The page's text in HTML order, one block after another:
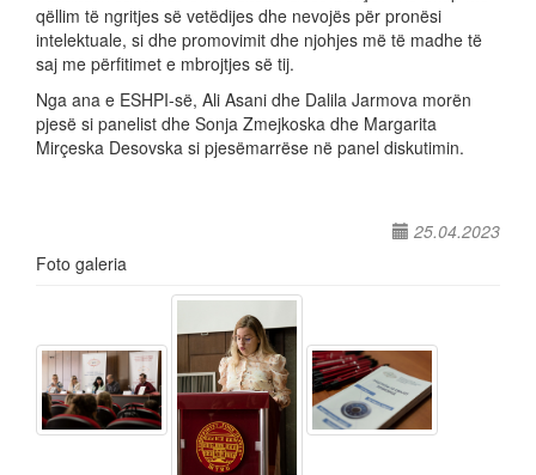
qëllim të ngritjes së vetëdijes dhe nevojës për pronësi
intelektuale, si dhe promovimit dhe njohjes më të madhe të
saj me përfitimet e mbrojtjes së tij.
Nga ana e ESHPI-së, Ali Asani dhe Dalila Jarmova morën
pjesë si panelist dhe Sonja Zmejkoska dhe Margarita
Mirçeska Desovska si pjesëmarrëse në panel diskutimin.
25.04.2023
Foto galeria